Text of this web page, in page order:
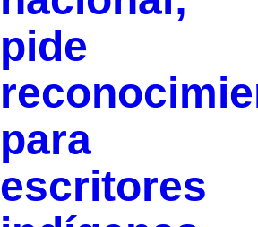
pide
para
escritores